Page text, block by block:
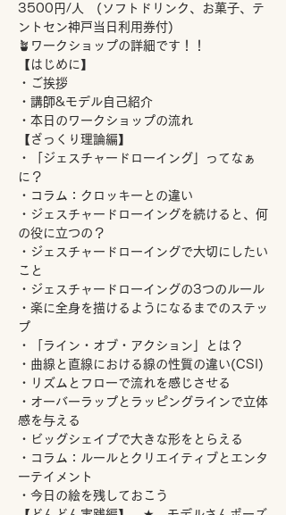
3500円/人　(ソフトドリンク、お菓子、テ
ントセン神戸当日利用券付)
🪴ワークショップの詳細です！！
【はじめに】
・ご挨拶
・講師&モデル自己紹介
・本日のワークショップの流れ
【ざっくり理論編】
・「ジェスチャードローイング」ってなぁ
に？
・コラム：クロッキーとの違い
・ジェスチャードローイングを続けると、何
の役に立つの？
・ジェスチャードローイングで大切にしたい
こと
・ジェスチャードローイングの3つのルール
・楽に全身を描けるようになるまでのステッ
プ
・「ライン・オブ・アクション」とは？
・曲線と直線における線の性質の違い(CSI)
・リズムとフローで流れを感じさせる
・オーバーラップとラッピングラインで立体
感を与える
・ビッグシェイプで大きな形をとらえる
・コラム：ルールとクリエイティブとエンタ
ーテイメント
・今日の絵を残しておこう